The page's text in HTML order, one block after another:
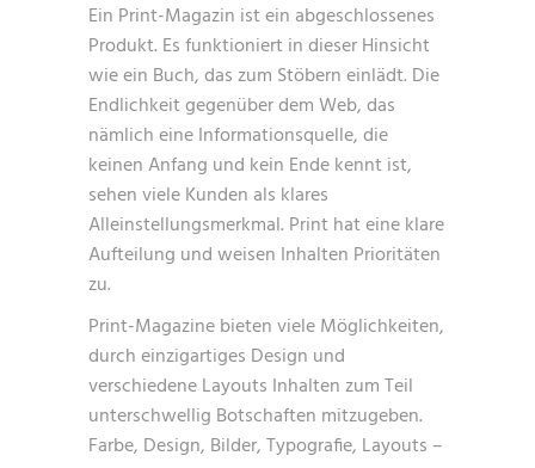
Ein Print-Magazin ist ein abgeschlossenes
Produkt. Es funktioniert in dieser Hinsicht
wie ein Buch, das zum Stöbern einlädt. Die
Endlichkeit gegenüber dem Web, das
nämlich eine Informationsquelle, die
keinen Anfang und kein Ende kennt ist,
sehen viele Kunden als klares
Alleinstellungsmerkmal. Print hat eine klare
Aufteilung und weisen Inhalten Prioritäten
zu.
Print-Magazine bieten viele Möglichkeiten,
durch einzigartiges Design und
verschiedene Layouts Inhalten zum Teil
unterschwellig Botschaften mitzugeben.
Farbe, Design, Bilder, Typografie, Layouts –